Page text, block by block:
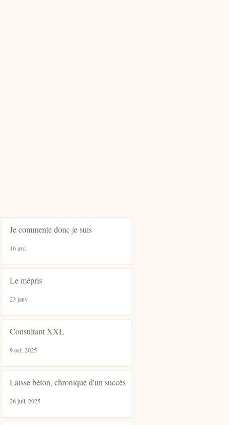
Je commente donc je suis
16 avr.
Le mépris
23 janv.
Consultant XXL
9 oct. 2025
Laisse béton, chronique d'un succès
26 juil. 2025